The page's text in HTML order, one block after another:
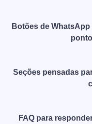
Botões de
Seções pensadas
FAQ para